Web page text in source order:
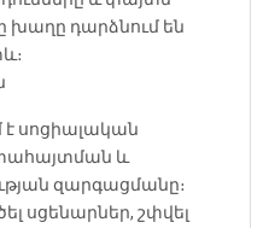
խաղը դարձնում են
սոցիալական
և
զարգացմանը։
սցենարներ, շփվել